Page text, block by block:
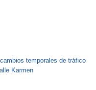
temporales de tráfico
Karmen